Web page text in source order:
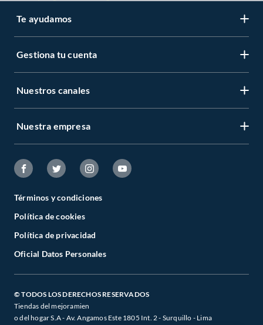
Te ayudamos
Gestiona tu cuenta
Nuestros canales
Nuestra empresa
Términos y condiciones
Política de cookies
Política de privacidad
Oficial Datos Personales
© TODOS LOS DERECHOS RESERVADOS
Tiendas del mejoramien
o del hogar S.A - Av. Angamos Este 1805 Int. 2 - Surquillo - Lima